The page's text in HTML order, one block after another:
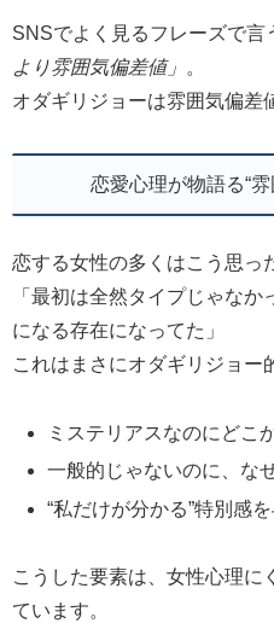
SNSでよく見るフレーズで言
より雰囲気偏差値」 。
オダギリジョーは雰囲気偏差
恋愛心理が物語る“
恋する女性の多くはこう思っ
「最初は全然タイプじゃな
になる存在になってた」
これはまさにオダギリジョー
ミステリアスなのにどこ
一般的じゃないのに、な
“私だけが分かる”特別感
こうした要素は、女性心理に
ています。